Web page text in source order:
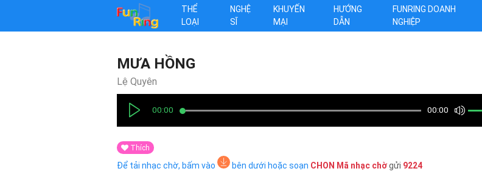
THỂ
LOẠI
NGHỆ
SĨ
KHUYẾN
MẠI
HƯỚNG
DẪN
FUNRING DOANH
NGHIỆP
MƯA HỒNG
Lệ Quyên
00:00 00:00
Thích
Để tải nhạc chờ, bấm vào bên dưới hoặc soạn CHON Mã nhạc chờgửi 9224